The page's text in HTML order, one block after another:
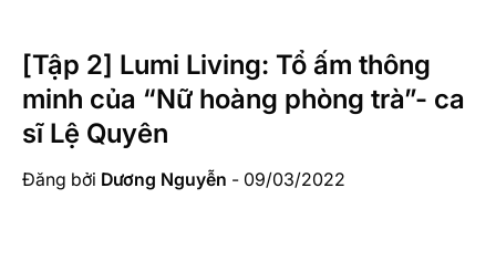
[Tập 2] Lumi Living: Tổ ấm thông
minh của “Nữ hoàng phòng trà”- ca
sĩ Lệ Quyên
Đăng bởi Dương Nguyễn - 09/03/2022